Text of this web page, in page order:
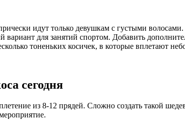
идут только девушкам с густыми
для занятий спортом. Добавить
тоненьких косичек, в которые вплетают
сегодня
из 8-12 прядей. Сложно создать такой